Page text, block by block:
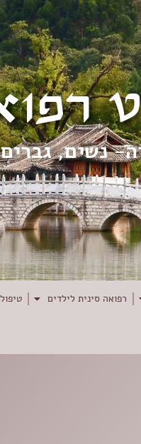
נשים,
רפואה סינית לילדים